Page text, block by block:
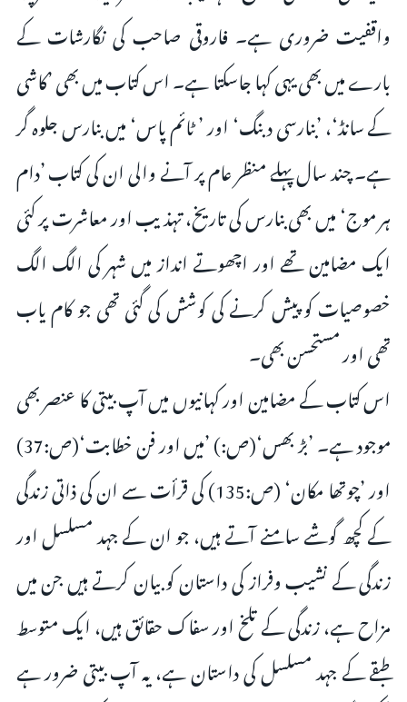
واقفیت ضروری ہے۔ فاروقی صاحب کی نگارشات کے
بارے میں بھی یہی کہا جاسکتا ہے۔ اس کتاب میں بھی ’کاشی
کے سانڈ‘، ’بنارسی دبنگ‘ اور ’ ٹائم پاس‘ میں بنارس جلوہ گر
ہے۔ چند سال پہلے منظر عام پر آنے والی ان کی کتاب ’دام
ہر موج‘ میں بھی بنارس کی تاریخ، تہذیب اور معاشرت پر کئی
ایک مضامین تھے اور اچھوتے انداز میں شہر کی الگ الگ
خصوصیات کو پیش کرنے کی کوشش کی گئی تھی جو کام یاب
تھی اور مستحسن بھی۔
اس کتاب کے مضامین اور کہانیوں میں آپ بیتی کا عنصر بھی
موجود ہے۔ ’بڑ بھس‘(ص:) ’میں اور فن خطابت‘(ص:37)
اور ’چوتھا مکان‘ (ص:135) کی قرأت سے ان کی ذاتی زندگی
کے کچھ گوشے سامنے آتے ہیں، جو ان کے جہد مسلسل اور
زندگی کے نشیب وفراز کی داستان کو بیان کرتے ہیں جن میں
مزاح ہے، زندگی کے تلخ اور سفاک حقائق ہیں، ایک متوسط
طبقے کے جہد مسلسل کی داستان ہے، یہ آپ بیتی ضرور ہے